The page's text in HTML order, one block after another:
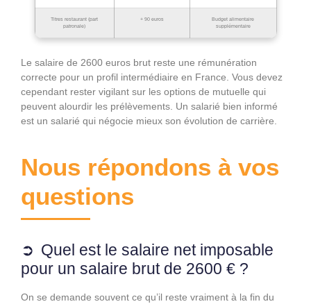
Titres restaurant (part
patronale)
+ 90 euros
Budget alimentaire
supplémentaire
Le salaire de 2600 euros brut reste une rémunération
correcte pour un profil intermédiaire en France. Vous devez
cependant rester vigilant sur les options de mutuelle qui
peuvent alourdir les prélèvements. Un salarié bien informé
est un salarié qui négocie mieux son évolution de carrière.
Nous répondons à vos
questions
Quel est le salaire net imposable
pour un salaire brut de 2600 € ?
On se demande souvent ce qu’il reste vraiment à la fin du